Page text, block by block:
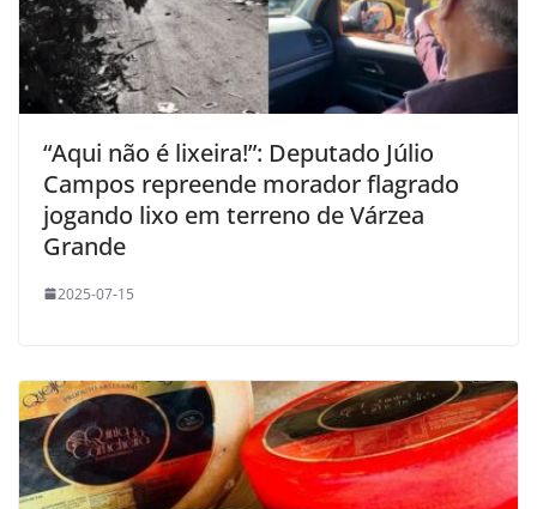
“Aqui não é lixeira!”: Deputado Júlio
Campos repreende morador flagrado
jogando lixo em terreno de Várzea
Grande
2025-07-15